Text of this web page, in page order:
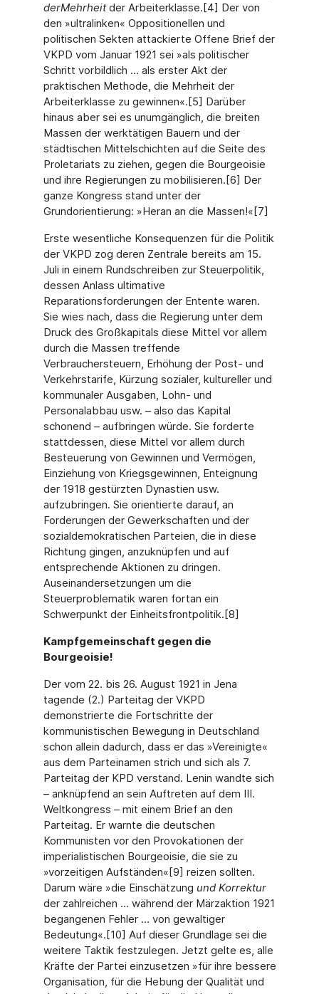
derMehrheitder Arbeiterklasse.[4] Der von
den »ultralinken« Oppositionellen und
politischen Sekten attackierte Offene Brief der
VKPD vom Januar 1921 sei »als politischer
Schritt vorbildlich … als erster Akt der
praktischen Methode, die Mehrheit der
Arbeiterklasse zu gewinnen«.[5] Darüber
hinaus aber sei es unumgänglich, die breiten
Massen der werktätigen Bauern und der
städtischen Mittelschichten auf die Seite des
Proletariats zu ziehen, gegen die Bourgeoisie
und ihre Regierungen zu mobilisieren.[6] Der
ganze Kongress stand unter der
Grundorientierung: »Heran an die Massen!«[7]
Erste wesentliche Konsequenzen für die Politik
der VKPD zog deren Zentrale bereits am 15.
Juli in einem Rundschreiben zur Steuerpolitik,
dessen Anlass ultimative
Reparationsforderungen der Entente waren.
Sie wies nach, dass die Regierung unter dem
Druck des Großkapitals diese Mittel vor allem
durch die Massen treffende
Verbrauchersteuern, Erhöhung der Post- und
Verkehrstarife, Kürzung sozialer, kultureller und
kommunaler Ausgaben, Lohn- und
Personalabbau usw. – also das Kapital
schonend – aufbringen würde. Sie forderte
stattdessen, diese Mittel vor allem durch
Besteuerung von Gewinnen und Vermögen,
Einziehung von Kriegsgewinnen, Enteignung
der 1918 gestürzten Dynastien usw.
aufzubringen. Sie orientierte darauf, an
Forderungen der Gewerkschaften und der
sozialdemokratischen Parteien, die in diese
Richtung gingen, anzuknüpfen und auf
entsprechende Aktionen zu dringen.
Auseinandersetzungen um die
Steuerproblematik waren fortan ein
Schwerpunkt der Einheitsfrontpolitik.[8]
Kampfgemeinschaft gegen die
Bourgeoisie!
Der vom 22. bis 26. August 1921 in Jena
tagende (2.) Parteitag der VKPD
demonstrierte die Fortschritte der
kommunistischen Bewegung in Deutschland
schon allein dadurch, dass er das »Vereinigte«
aus dem Parteinamen strich und sich als 7.
Parteitag der KPD verstand. Lenin wandte sich
– anknüpfend an sein Auftreten auf dem III.
Weltkongress – mit einem Brief an den
Parteitag. Er warnte die deutschen
Kommunisten vor den Provokationen der
imperialistischen Bourgeoisie, die sie zu
»vorzeitigen Aufständen«[9] reizen sollten.
Darum wäre »die Einschätzung und Korrektur
der zahlreichen … während der Märzaktion 1921
begangenen Fehler … von gewaltiger
Bedeutung«.[10] Auf dieser Grundlage sei die
weitere Taktik festzulegen. Jetzt gelte es, alle
Kräfte der Partei einzusetzen »für ihre bessere
Organisation, für die Hebung der Qualität und